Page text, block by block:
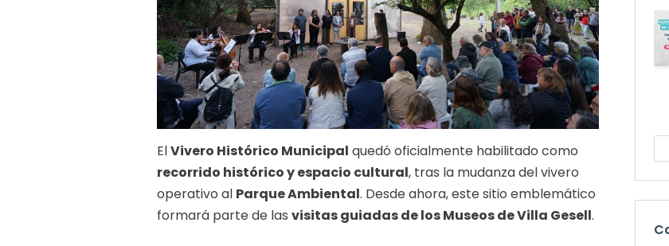
ElVivero Histórico Municipal quedó oficialmente habilitado como
recorrido histórico y espacio cultural, tras la mudanza del vivero
operativo al Parque Ambiental. Desde ahora, este sitio emblemático
formará parte de las visitas guiadas de los Museos de Villa Gesell.